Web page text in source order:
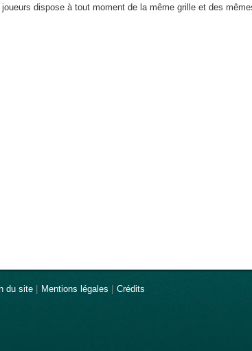
dispose à tout moment de la même grille et des
du site Mentions légales Crédits